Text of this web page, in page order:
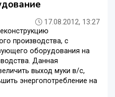
17.08.2012, 13:27
производства, с
оборудования на
Данная
выход муки в/с,
энергопотребление на